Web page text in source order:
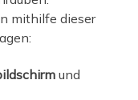
mithilfe dieser
und